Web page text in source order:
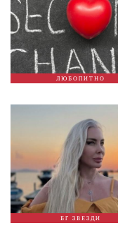
ЛЮБОПИТНО
БГ ЗВЕЗДИ